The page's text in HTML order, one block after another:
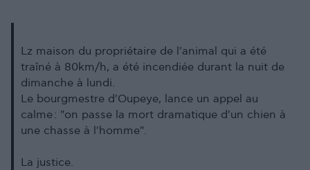
Lz maison du propriétaire de l'animal qui a été
traîné à 80km/h, a été incendiée durant la nuit de
dimanche à lundi.
Le bourgmestre d'Oupeye, lance un appel au
calme : "on passe la mort dramatique d'un chien à
une chasse à l'homme".
La justice.